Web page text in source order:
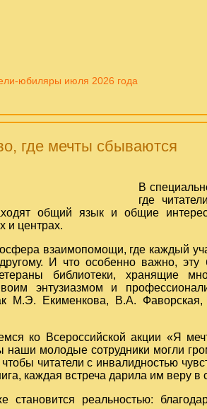
юбиляры июля 2026 года
где мечты сбываются
В
где
общий язык и общие
и центрах.
взаимопомощи, где каждый
другому. И что особенно важно,
библиотеки, хранящие
энтузиазмом и
М.Э. Екименкова, В.А.
ко Всероссийской акции «Я
наши молодые сотрудники могли
читатели с инвалидностью
каждая встреча дарила им веру в
становится реальностью: